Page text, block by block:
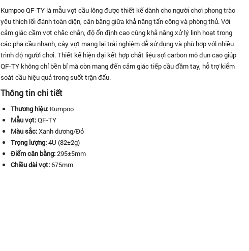
Kumpoo QF-TY là mẫu vợt cầu lông được thiết kế dành cho người chơi phong trào
yêu thích lối đánh toàn diện, cân bằng giữa khả năng tấn công và phòng thủ. Với
cảm giác cầm vợt chắc chắn, độ ổn định cao cùng khả năng xử lý linh hoạt trong
các pha cầu nhanh, cây vợt mang lại trải nghiệm dễ sử dụng và phù hợp với nhiều
trình độ người chơi. Thiết kế hiện đại kết hợp chất liệu sợi carbon mô đun cao giúp
QF-TY không chỉ bền bỉ mà còn mang đến cảm giác tiếp cầu đầm tay, hỗ trợ kiểm
soát cầu hiệu quả trong suốt trận đấu.
Thông tin chi tiết
Thương hiệu: Kumpoo
Mẫu vợt:QF-TY
Màu sắc:Xanh dương/Đỏ
Trọng lượng:4U (82±2g)
Điểm cân bằng:295±5mm
Chiều dài vợt:675mm